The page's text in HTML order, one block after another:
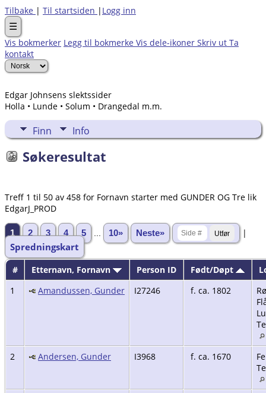
Tilbake | Til startsiden | Logg inn
☰
Vis bokmerker Legg til bokmerke Vis dele-ikoner Skriv ut Ta
kontakt
Edgar Johnsens slektssider
Holla • Lunde • Solum • Drangedal m.m.
Finn Info
Søkeresultat
Treff 1 til 50 av 458 for Fornavn starter med GUNDER OG Tre lik
EdgarJ_PROD
1 2 3 4 5 10» Neste» |
Spredningskart
# Etternavn, Fornavn Person ID Født/Døpt
1
Amandussen, Gunder I27246 f. ca. 1802
2 Andersen, Gunder I3968 f. ca. 1670